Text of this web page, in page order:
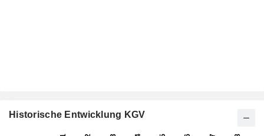
Historische Entwicklung KGV